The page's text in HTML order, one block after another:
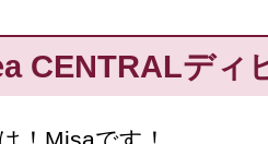
CENTRALディ